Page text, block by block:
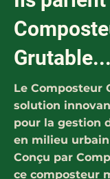
Grutable...
Le Composteur
solution
pour la gestion
en milieu
Conçu par
ce composteur